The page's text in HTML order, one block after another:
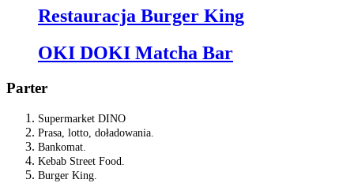
Restauracja Burger King
OKI DOKI Matcha Bar
Parter
Supermarket DINO
Prasa, lotto, doładowania.
Bankomat.
Kebab Street Food.
Burger King.